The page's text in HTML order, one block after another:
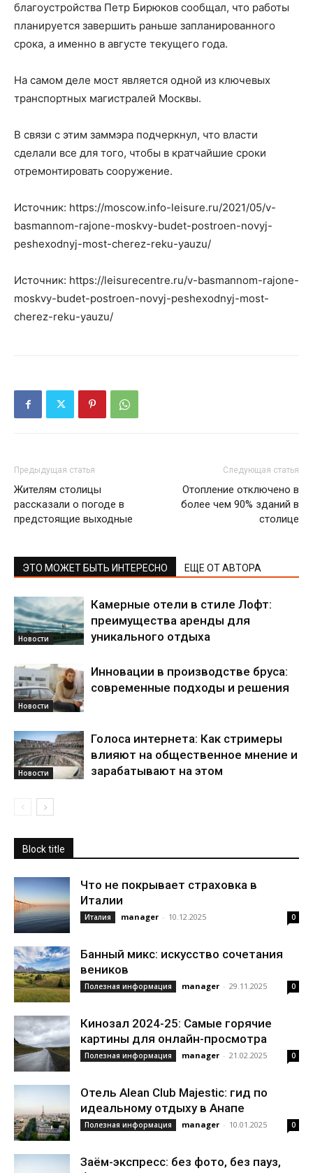
благоустройства Петр Бирюков сообщал, что работы
планируется завершить раньше запланированного
срока, а именно в августе текущего года.
На самом деле мост является одной из ключевых
транспортных магистралей Москвы.
В связи с этим заммэра подчеркнул, что власти
сделали все для того, чтобы в кратчайшие сроки
отремонтировать сооружение.
Источник: https://moscow.info-leisure.ru/2021/05/v-
basmannom-rajone-moskvy-budet-postroen-novyj-
peshexodnyj-most-cherez-reku-yauzu/
Источник: https://leisurecentre.ru/v-basmannom-rajone-
moskvy-budet-postroen-novyj-peshexodnyj-most-
cherez-reku-yauzu/
Предыдущая статья
Жителям столицы
рассказали о погоде в
предстоящие выходные
Следующая статья
Отопление отключено в
более чем 90% зданий в
столице
ЭТО МОЖЕТ БЫТЬ ИНТЕРЕСНО ЕЩЕ ОТ АВТОРА
Новости
Камерные отели в стиле Лофт:
преимущества аренды для
уникального отдыха
Новости
Инновации в производстве бруса:
современные подходы и решения
Новости
Голоса интернета: Как стримеры
влияют на общественное мнение и
зарабатывают на этом
Block title
Что не покрывает страховка в
Италии
Италия manager - 10.12.2025 0
Банный микс: искусство сочетания
веников
Полезная информация manager - 29.11.2025 0
Кинозал 2024-25: Самые горячие
картины для онлайн-просмотра
Полезная информация manager - 21.02.2025 0
Отель Alean Club Majestic: гид по
идеальному отдыху в Анапе
Полезная информация manager - 10.01.2025 0
Заём-экспресс: без фото, без пауз,